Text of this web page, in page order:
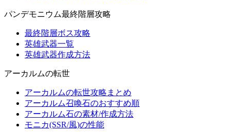
パンデモニウム最終階層攻略
最終階層ボス攻略
英雄武器一覧
英雄武器作成方法
アーカルムの転世
アーカルムの転世攻略まとめ
アーカルム召喚石のおすすめ順
アーカルム石の素材/作成方法
モニカ(SSR/風)の性能